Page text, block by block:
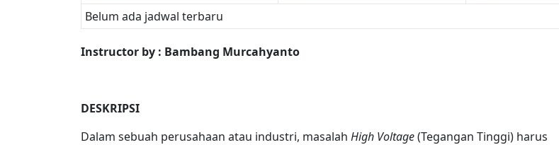
Belum ada jadwal terbaru
Instructor by : Bambang Murcahyanto
DESKRIPSI
Dalam sebuah perusahaan atau industri, masalah High Voltage(Tegangan Tinggi) harus